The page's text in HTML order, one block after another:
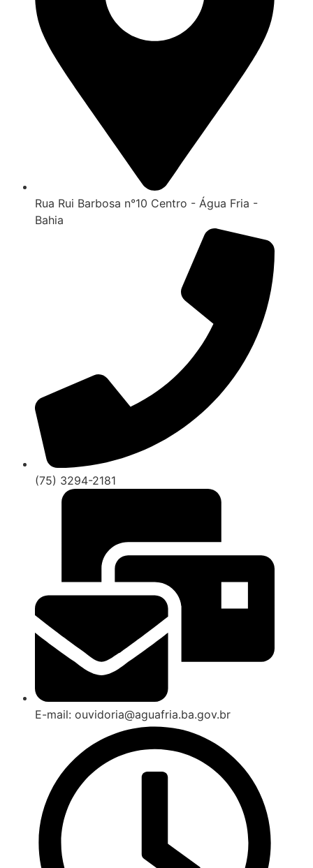
Rua Rui Barbosa n°10 Centro - Água Fria -
Bahia
(75) 3294-2181
E-mail: ouvidoria@aguafria.ba.gov.br